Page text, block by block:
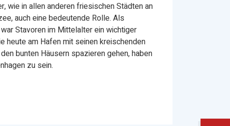
wie in allen anderen friesischen Städten an
auch eine bedeutende Rolle. Als
Stavoren im Mittelalter ein wichtiger
heute am Hafen mit seinen kreischenden
bunten Häusern spazieren gehen, haben
zu sein.